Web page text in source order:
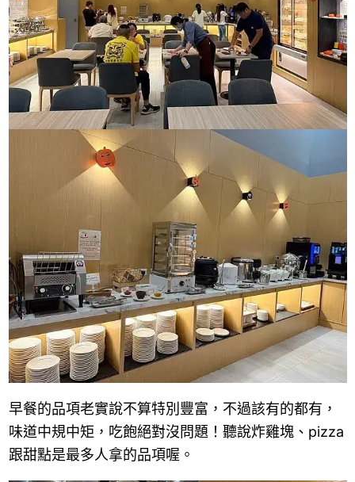
早餐的品項老實說不算特別豐富，不過該有的都有，
味道中規中矩，吃飽絕對沒問題！聽說炸雞塊、pizza
跟甜點是最多人拿的品項喔。